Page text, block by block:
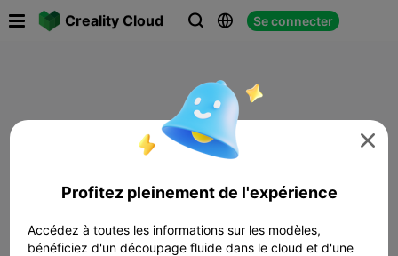
Creality Cloud   Se connecter

Profitez pleinement de l'expérience
Accédez à toutes les informations sur les modèles,
bénéficiez d'un découpage fluide dans le cloud et d'une